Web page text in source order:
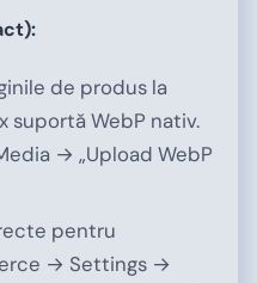
de produs la
suportă WebP nativ.
→ „Upload WebP
pentru
→ Settings →